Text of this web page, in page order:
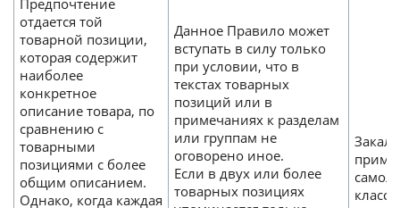
Предпочтение
отдается той
товарной позиции,
которая содержит
наиболее
конкретное
описание товара, по
сравнению с
товарными
позициями с более
общим описанием.
Однако, когда каждая
Данное Правило может
вступать в силу только
при условии, что в
текстах товарных
позиций или в
примечаниях к разделам
или группам не
оговорено иное.
Если в двух или более
товарных позициях